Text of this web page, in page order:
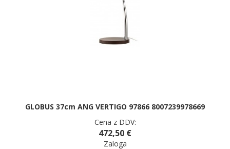
GLOBUS 37cm ANG VERTIGO 97866 8007239978669
Cena z DDV:
472,50 €
Zaloga